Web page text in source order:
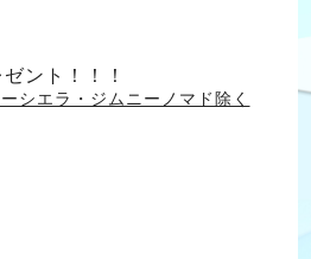
ント！！！
シエラ・ジムニーノマド除く